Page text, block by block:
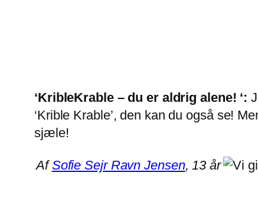
‘KribleKrable – du er aldrig alene! ‘:
‘Krible Krable’, den kan du også se!
sjæle!
AfSofie Sejr Ravn Jensen, 13 år